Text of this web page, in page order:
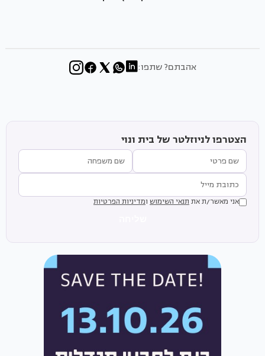
אהבתם? שתפו:
הצטרפו לניוזלטר של בית ונוי
אני מאשר/ת את תנאי השימוש ומדיניות הפרטיות